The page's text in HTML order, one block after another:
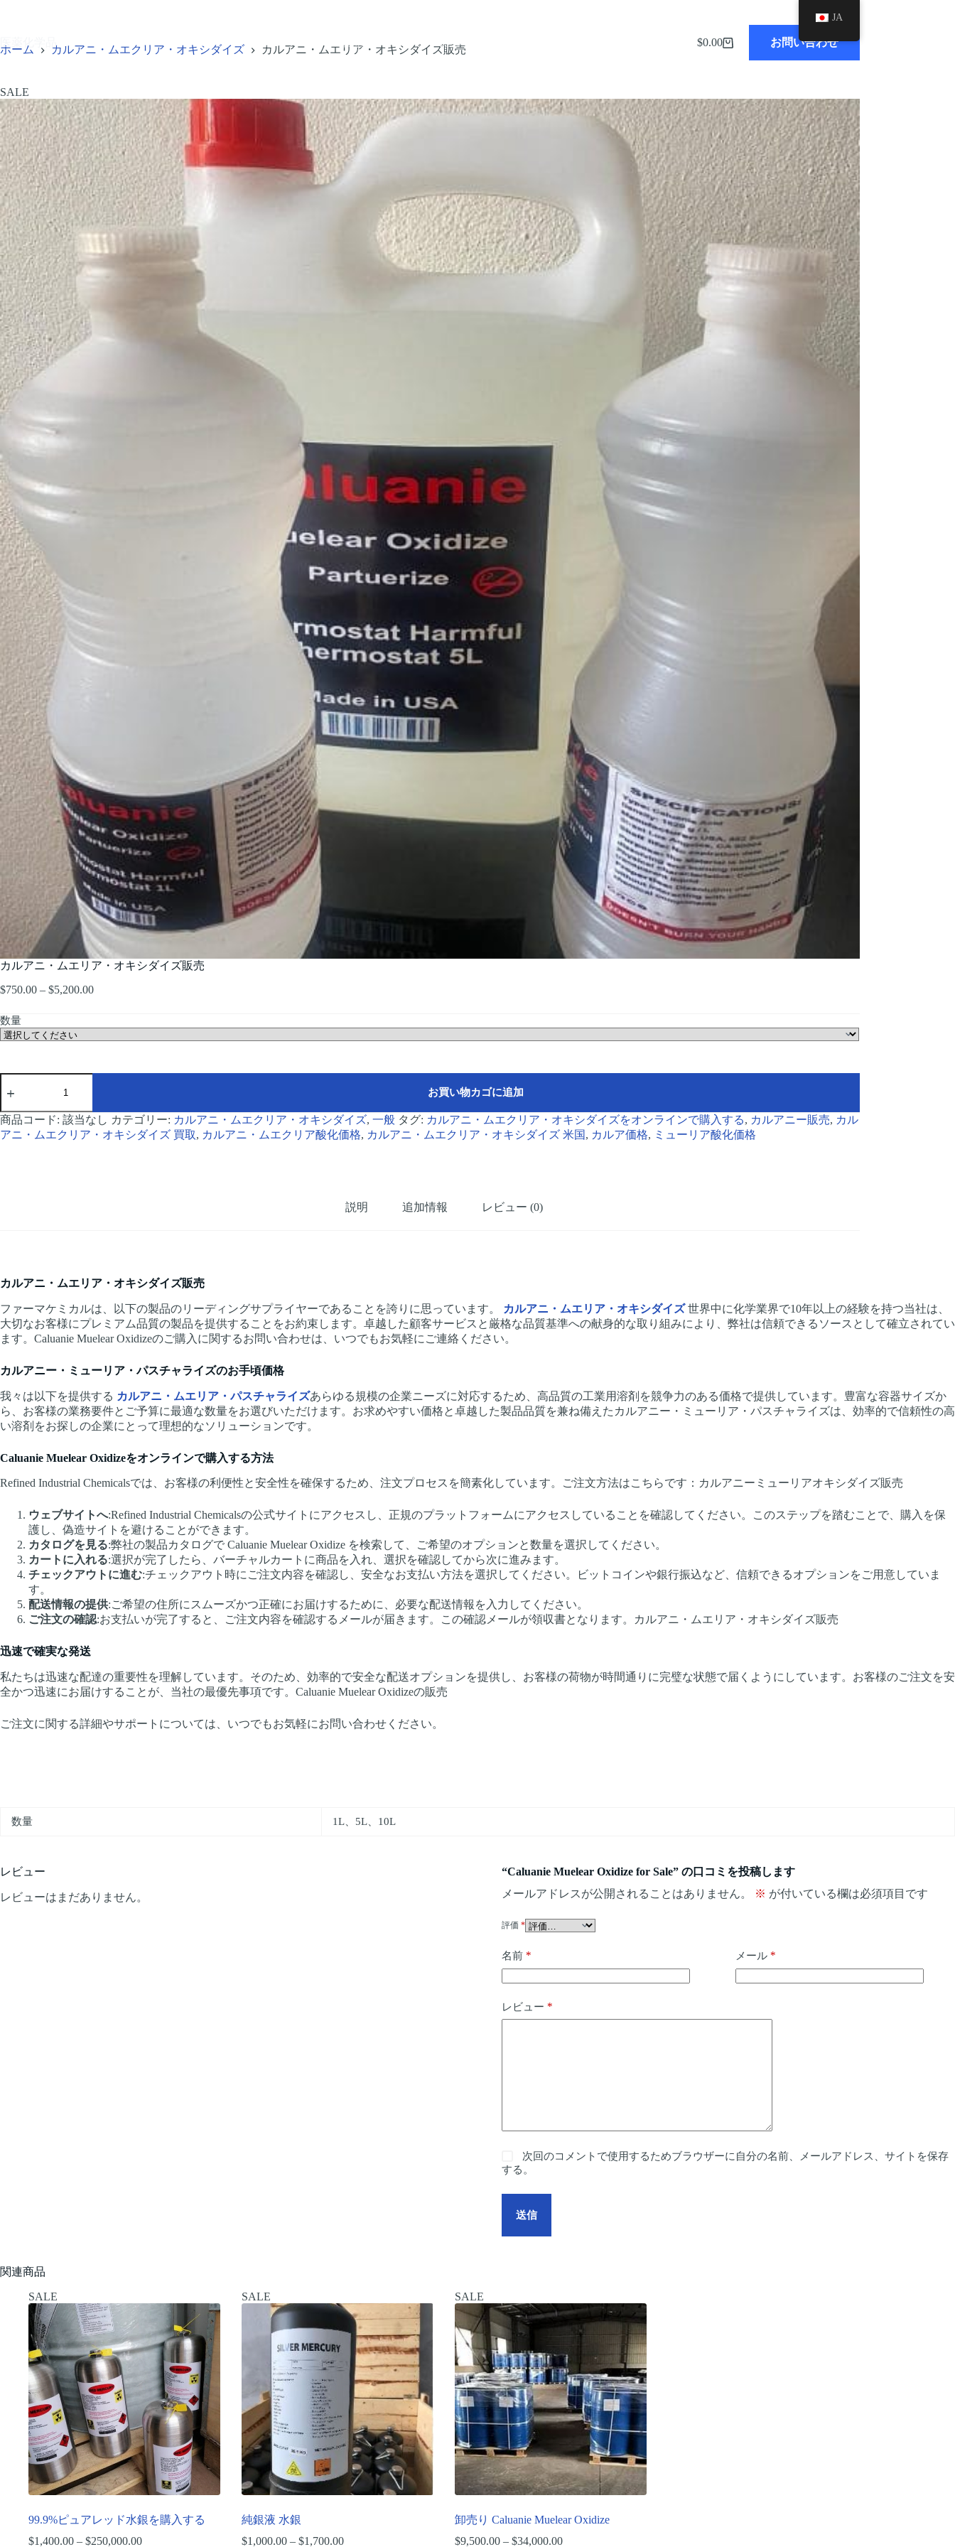
ン
ス
キ
ッ
プ
医薬化学品 ホーム ショップ 製品 について
シ
ン
グ
カ
ー
ト
$0.00 お問い合わせ
ホーム カルアニ・ムエクリア・オキシダイズ カルアニ・ムエリア・オキシダイズ販売
SALE
カルアニ・ムエリア・オキシダイズ販売
$750.00 – $5,200.00価
数量
Caluanie
Muelear
for
Sale
個
お買い物カゴに追加
商品コード: 該当なし カテゴリー: カルアニ・ムエクリア・オキシダイズ, 一般 タグ: カルアニ・ムエクリア・オキシダイズをオンラインで購入する, カルアニー販売, カル
アニ・ムエクリア・オキシダイズ 買取, カルアニ・ムエクリア酸化価格, カルアニ・ムエクリア・オキシダイズ 米国 , カルア価格, ミューリア酸化価格
説明 追加情報 レビュー (0)
カルアニ・ムエリア・オキシダイズ販売
ファーマケミカルは、以下の製品のリーディングサプライヤーであることを誇りに思っています。 カルアニ・ムエリア・オキシダイズ世界中に化学業界で10年以上の経験を持つ当社は、
大切なお客様にプレミアム品質の製品を提供することをお約束します。卓越した顧客サービスと厳格な品質基準への献身的な取り組みにより、弊社は信頼できるソースとして確立されてい
ます。Caluanie Muelear Oxidizeのご購入に関するお問い合わせは、いつでもお気軽にご連絡ください。
カルアニー・ミューリア・パスチャライズのお手頃価格
我々は以下を提供する カルアニ・ムエリア・パスチャライズあらゆる規模の企業ニーズに対応するため、高品質の工業用溶剤を競争力のある価格で提供しています。豊富な容器サイズか
ら、お客様の業務要件とご予算に最適な数量をお選びいただけます。お求めやすい価格と卓越した製品品質を兼ね備えたカルアニー・ミューリア・パスチャライズは、効率的で信頼性の高
い溶剤をお探しの企業にとって理想的なソリューションです。
Caluanie Muelear Oxidizeをオンラインで購入する方法
Refined Industrial Chemicalsでは、お客様の利便性と安全性を確保するため、注文プロセスを簡素化しています。ご注文方法はこちらです：カルアニーミューリアオキシダイズ販売
ウェブサイトへ:Refined Industrial Chemicalsの公式サイトにアクセスし、正規のプラットフォームにアクセスしていることを確認してください。このステップを踏むことで、購入を保
護し、偽造サイトを避けることができます。
カタログを見る:弊社の製品カタログで Caluanie Muelear Oxidize を検索して、ご希望のオプションと数量を選択してください。
カートに入れる:選択が完了したら、バーチャルカートに商品を入れ、選択を確認してから次に進みます。
チェックアウトに進む:チェックアウト時にご注文内容を確認し、安全なお支払い方法を選択してください。ビットコインや銀行振込など、信頼できるオプションをご用意していま
す。
配送情報の提供:ご希望の住所にスムーズかつ正確にお届けするために、必要な配送情報を入力してください。
ご注文の確認:お支払いが完了すると、ご注文内容を確認するメールが届きます。この確認メールが領収書となります。カルアニ・ムエリア・オキシダイズ販売
迅速で確実な発送
私たちは迅速な配達の重要性を理解しています。そのため、効率的で安全な配送オプションを提供し、お客様の荷物が時間通りに完璧な状態で届くようにしています。お客様のご注文を安
全かつ迅速にお届けすることが、当社の最優先事項です。Caluanie Muelear Oxidizeの販売
ご注文に関する詳細やサポートについては、いつでもお気軽にお問い合わせください。
数量 1L、5L、10L
レビュー
レビューはまだありません。
“Caluanie Muelear Oxidize for Sale” の口コミを投稿します
メールアドレスが公開されることはありません。
※ が付いている欄は必須項目です
評価 *
名前* メール*
レビュー *
次回のコメントで使用するためブラウザーに自分の名前、メールアドレス、サイトを保存
する。
送信
関連商品
SALE
99.9%ピュアレッド水銀を購入する
$1,400.00 – $250,000.00価
SALE
純銀液 水銀
$1,000.00 – $1,700.00価
SALE
卸売り Caluanie Muelear Oxidize
$9,500.00 – $34,000.00価
JA